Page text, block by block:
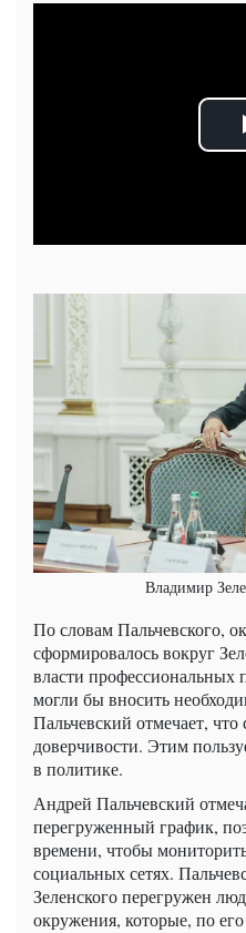
Владимир
По словам Пальчевского,
сформировалось вокруг
власти
могли бы вносить
Пальчевский отмечает, что
доверчивости. Этим
в политике.
Андрей Пальчевский
перегруженный график,
времени, чтобы
социальных сетях.
Зеленского перегружен
окружения, которые, по